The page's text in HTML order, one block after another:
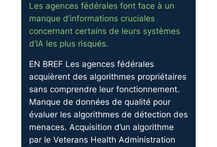
Les agences fédérales font face à un
manque d’informations cruciales
concernant certains de leurs systèmes
d’IA les plus risqués.
EN BREF Les agences fédérales
acquièrent des algorithmes propriétaires
sans comprendre leur fonctionnement.
Manque de données de qualité pour
évaluer les algorithmes de détection des
menaces. Acquisition d’un algorithme
par le Veterans Health Administration